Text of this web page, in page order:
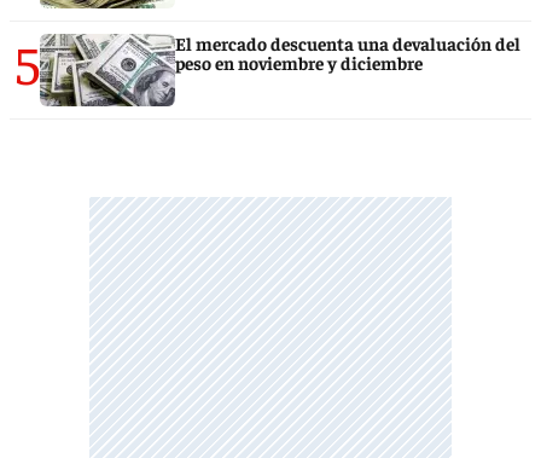
5
El mercado descuenta una devaluación del
peso en noviembre y diciembre